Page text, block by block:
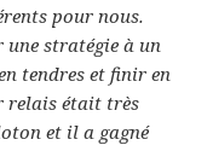
pour nous.
une stratégie à un
tendres et finir en
relais était très
et il a gagné